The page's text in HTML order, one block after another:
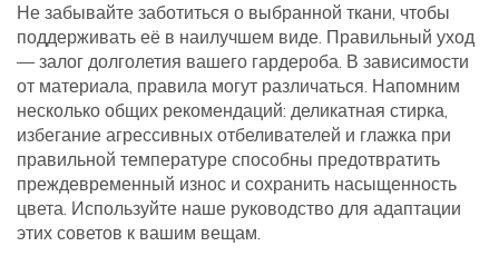
Не забывайте заботиться о выбранной ткани, чтобы
поддерживать её в наилучшем виде. Правильный уход
— залог долголетия вашего гардероба. В зависимости
от материала, правила могут различаться. Напомним
несколько общих рекомендаций: деликатная стирка,
избегание агрессивных отбеливателей и глажка при
правильной температуре способны предотвратить
преждевременный износ и сохранить насыщенность
цвета. Используйте наше руководство для адаптации
этих советов к вашим вещам.